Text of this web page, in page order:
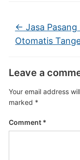
← Jasa Pasang
Otomatis
Leave a
Your email address
marked *
Comment *